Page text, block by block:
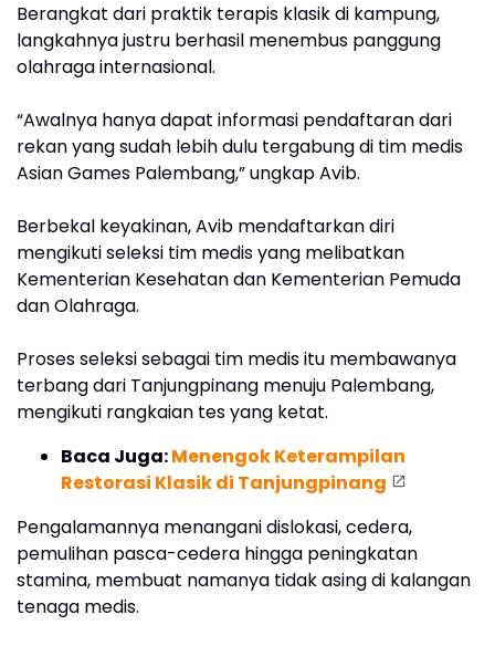
Berangkat dari praktik terapis klasik di kampung,
langkahnya justru berhasil menembus panggung
olahraga internasional.
“Awalnya hanya dapat informasi pendaftaran dari
rekan yang sudah lebih dulu tergabung di tim medis
Asian Games Palembang,” ungkap Avib.
Berbekal keyakinan, Avib mendaftarkan diri
mengikuti seleksi tim medis yang melibatkan
Kementerian Kesehatan dan Kementerian Pemuda
dan Olahraga.
Proses seleksi sebagai tim medis itu membawanya
terbang dari Tanjungpinang menuju Palembang,
mengikuti rangkaian tes yang ketat.
Baca Juga:Menengok Keterampilan
Restorasi Klasik di Tanjungpinang
Pengalamannya menangani dislokasi, cedera,
pemulihan pasca-cedera hingga peningkatan
stamina, membuat namanya tidak asing di kalangan
tenaga medis.